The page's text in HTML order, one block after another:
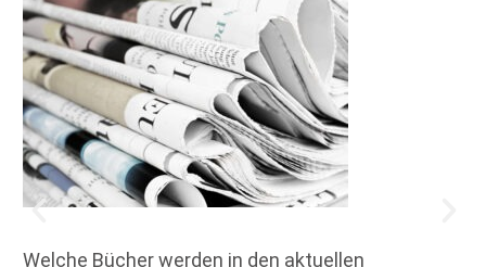
Welche Bücher werden in den aktuellen